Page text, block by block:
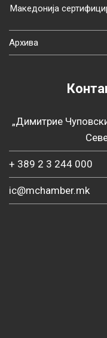
Македонија
Архива
„Димитрие
+ 389 2 3 244 000
ic@mchamber.mk